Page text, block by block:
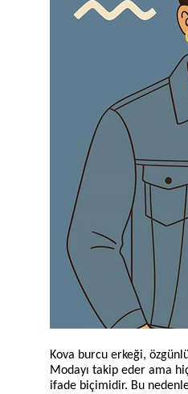
Kova burcu erkeği,
Modayı takip eder ama
ifade biçimidir. Bu